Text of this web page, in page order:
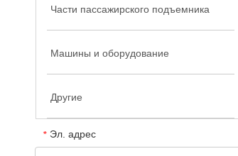
Части пассажирского подъемника
Машины и оборудование
Другие
* Эл. адрес